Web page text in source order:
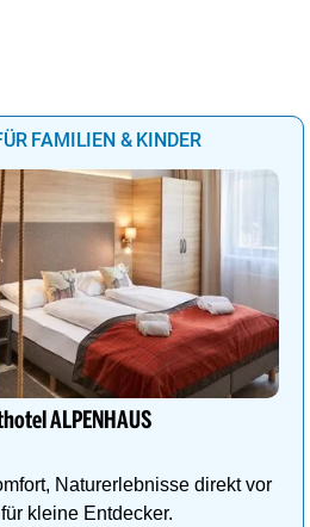
FAMILIEN & KINDER
ALPENHAUS
Naturerlebnisse direkt vor
kleine Entdecker.